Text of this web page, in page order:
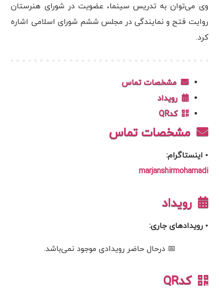
وی می‌توان به تدریس سینما، عضویت در شورای هنرستان
روایت فتح و نمایندگی در مجلس ششم شورای اسلامی اشاره
کرد.
مشخصات تماس
رویداد
کدQR
مشخصات تماس
• اینستاگرام:
marjanshirmohamadi
رویداد
• رویدادهای جاری:
📅 درحال حاضر رویدادی موجود نمی‌باشد.
کدQR